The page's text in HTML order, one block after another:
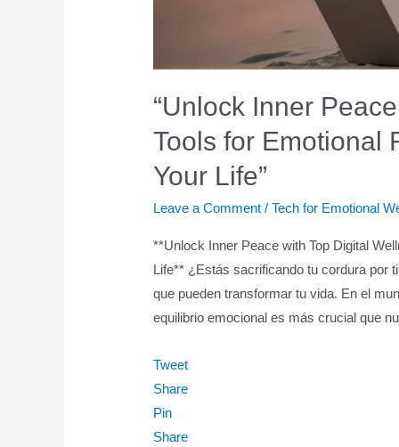
“Unlock Inner
Tools for Emotional
Your Life”
Leave a Comment /Tech for Emotional
**Unlock Inner Peace with Top Digital
Life** ¿Estás sacrificando tu cordura por
que pueden transformar tu vida. En el
equilibrio emocional es más crucial que
Tweet
Share
Pin
Share